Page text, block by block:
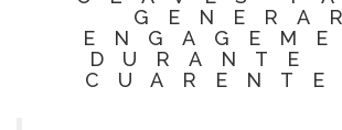
DURANTE